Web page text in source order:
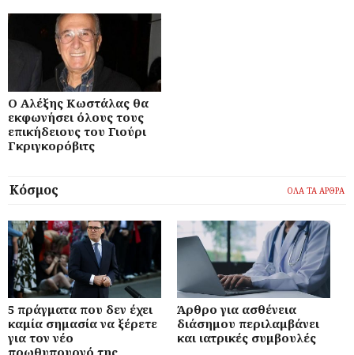
Ο Αλέξης Κωστάλας θα
εκφωνήσει όλους τους
επικήδειους του Γιούρι
Γκριγκορόβιτς
Κόσμος ΟΛΑ ΤΑ ΑΡΘΡΑ
5 πράγματα που δεν έχει
καμία σημασία να ξέρετε
για τον νέο
Άρθρο για ασθένεια
διάσημου περιλαμβάνει
και ιατρικές συμβουλές